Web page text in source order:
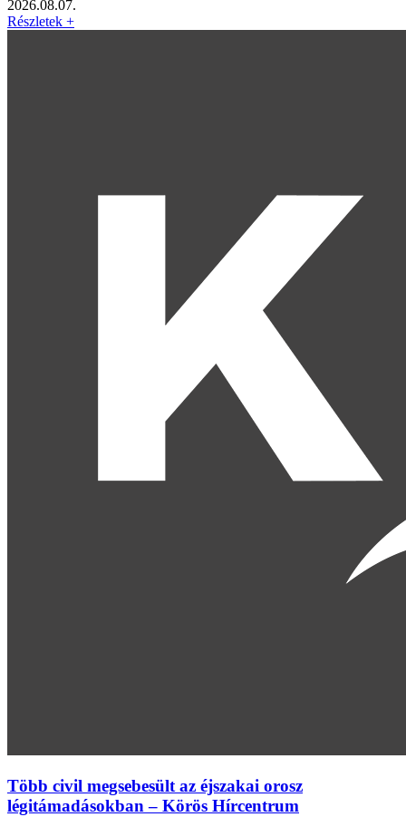
2026.08.07.
Részletek +
Több civil megsebesült az éjszakai orosz
légitámadásokban – Körös Hírcentrum